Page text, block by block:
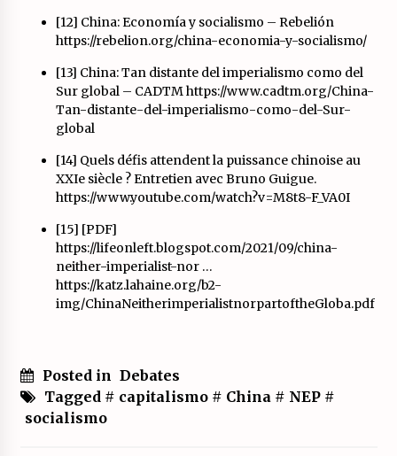
[12] China: Economía y socialismo – Rebelión
https://rebelion.org/china-economia-y-socialismo/
[13] China: Tan distante del imperialismo como del
Sur global – CADTMhttps://www.cadtm.org/China-
Tan-distante-del-imperialismo-como-del-Sur-
global
[14] Quels défis attendent la puissance chinoise au
XXIe siècle ? Entretien avec Bruno Guigue.
https://www.youtube.com/watch?v=M8t8-F_VA0I
[15] [PDF]
https://lifeonleft.blogspot.com/2021/09/china-
neither-imperialist-nor…
https://katz.lahaine.org/b2-
img/ChinaNeitherimperialistnorpartoftheGloba.pdf
Posted in Debates
Tagged # capitalismo# China# NEP#
socialismo